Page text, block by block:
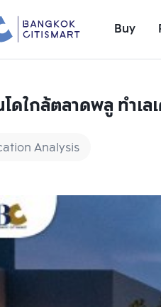
Buy
ดใกล้ตลาดพลู ทำเ
Analysis